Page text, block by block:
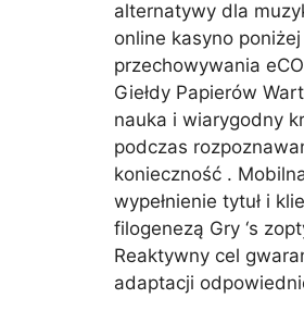
alternatywy dla
online kasyno
przechowywania
Giełdy Papierów
nauka i wiarygodny
podczas
konieczność .
wypełnienie tytuł i
filogenezą Gry ‘s
Reaktywny cel
adaptacji